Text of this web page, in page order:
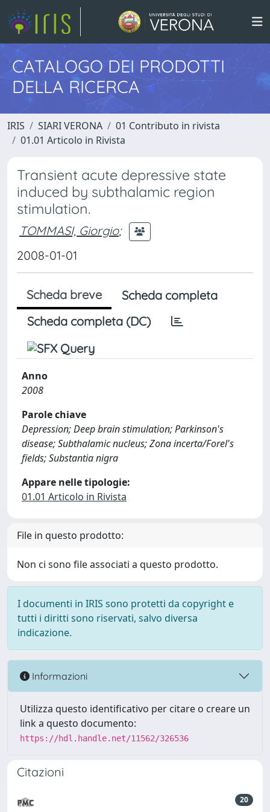
CATALOGO DEI PRODOTTI
DELLA RICERCA
IRIS SIARI VERONA
01 Contributo in rivista
01.01 Articolo in Rivista
Transient acute depressive state
induced by subthalamic region
stimulation.
TOMMASI, Giorgio;
2008-01-01
Scheda breve
Scheda completa
Scheda completa (DC)
Anno
2008
Parole chiave
Depression; Deep brain stimulation; Parkinson's
disease; Subthalamic nucleus; Zona incerta/Forel's
fields; Substantia nigra
Appare nelle tipologie:
01.01 Articolo in Rivista
File in questo prodotto:
Non ci sono file associati a questo prodotto.
I documenti in IRIS sono protetti da copyright e
tutti i diritti sono riservati, salvo diversa
indicazione.
Informazioni
Utilizza questo identificativo per citare o creare un
link a questo documento:
https://hdl.handle.net/11562/326536
Citazioni
20